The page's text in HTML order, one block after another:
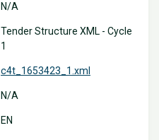
N/A
Tender Structure XML - Cycle
1
c4t_1653423_1.xml
N/A
EN